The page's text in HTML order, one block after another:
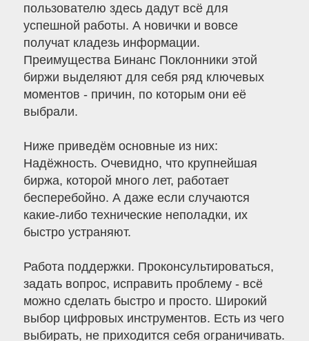
пользователю здесь дадут всё для
успешной работы. А новички и вовсе
получат кладезь информации.
Преимущества Бинанс Поклонники этой
биржи выделяют для себя ряд ключевых
моментов - причин, по которым они её
выбрали.
Ниже приведём основные из них:
Надёжность. Очевидно, что крупнейшая
биржа, которой много лет, работает
бесперебойно. А даже если случаются
какие-либо технические неполадки, их
быстро устраняют.
Работа поддержки. Проконсультироваться,
задать вопрос, исправить проблему - всё
можно сделать быстро и просто. Широкий
выбор цифровых инструментов. Есть из чего
выбирать, не приходится себя ограничивать.